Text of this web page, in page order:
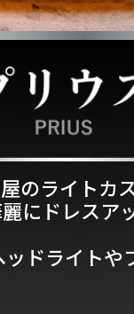
のライトカ
にドレスア
ドライト